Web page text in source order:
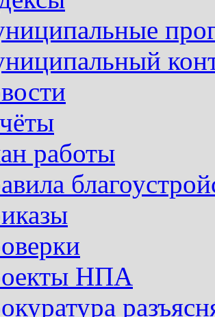
работы
НПА